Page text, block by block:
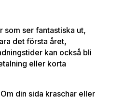
som ser fantastiska ut,
det första året,
kan också bli
eller korta
din sida kraschar eller